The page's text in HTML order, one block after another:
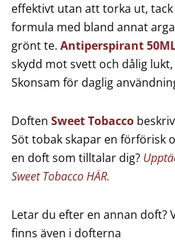
effektivt utan att torka ut,
formula med bland annat
grönt te. Antiperspirant
skydd mot svett och dålig
Skonsam för daglig
Doften Sweet Tobacco
Söt tobak skapar en förförisk
en doft som tilltalar dig?
Sweet Tobacco HÄR.
Letar du efter en annan doft?
finns även i dofterna